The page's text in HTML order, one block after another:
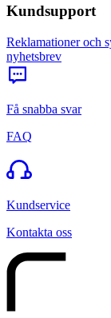
Kundsupport
Reklamationer och
nyhetsbrev
Få snabba svar
FAQ
Kundservice
Kontakta oss